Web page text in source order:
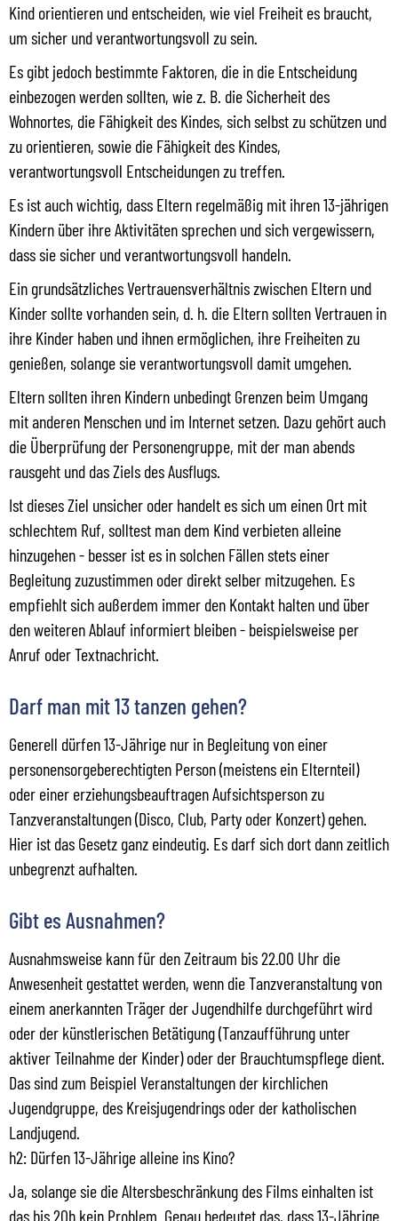
Kind orientieren und entscheiden, wie viel Freiheit es braucht,
um sicher und verantwortungsvoll zu sein.
Es gibt jedoch bestimmte Faktoren, die in die Entscheidung
einbezogen werden sollten, wie z. B. die Sicherheit des
Wohnortes, die Fähigkeit des Kindes, sich selbst zu schützen und
zu orientieren, sowie die Fähigkeit des Kindes,
verantwortungsvoll Entscheidungen zu treffen.
Es ist auch wichtig, dass Eltern regelmäßig mit ihren 13-jährigen
Kindern über ihre Aktivitäten sprechen und sich vergewissern,
dass sie sicher und verantwortungsvoll handeln.
Ein grundsätzliches Vertrauensverhältnis zwischen Eltern und
Kinder sollte vorhanden sein, d. h. die Eltern sollten Vertrauen in
ihre Kinder haben und ihnen ermöglichen, ihre Freiheiten zu
genießen, solange sie verantwortungsvoll damit umgehen.
Eltern sollten ihren Kindern unbedingt Grenzen beim Umgang
mit anderen Menschen und im Internet setzen. Dazu gehört auch
die Überprüfung der Personengruppe, mit der man abends
rausgeht und das Ziels des Ausflugs.
Ist dieses Ziel unsicher oder handelt es sich um einen Ort mit
schlechtem Ruf, solltest man dem Kind verbieten alleine
hinzugehen - besser ist es in solchen Fällen stets einer
Begleitung zuzustimmen oder direkt selber mitzugehen. Es
empfiehlt sich außerdem immer den Kontakt halten und über
den weiteren Ablauf informiert bleiben - beispielsweise per
Anruf oder Textnachricht.
Darf man mit 13 tanzen gehen?
Generell dürfen 13-Jährige nur in Begleitung von einer
personensorgeberechtigten Person (meistens ein Elternteil)
oder einer erziehungsbeauftragen Aufsichtsperson zu
Tanzveranstaltungen (Disco, Club, Party oder Konzert) gehen.
Hier ist das Gesetz ganz eindeutig. Es darf sich dort dann zeitlich
unbegrenzt aufhalten.
Gibt es Ausnahmen?
Ausnahmsweise kann für den Zeitraum bis 22.00 Uhr die
Anwesenheit gestattet werden, wenn die Tanzveranstaltung von
einem anerkannten Träger der Jugendhilfe durchgeführt wird
oder der künstlerischen Betätigung (Tanzaufführung unter
aktiver Teilnahme der Kinder) oder der Brauchtumspflege dient.
Das sind zum Beispiel Veranstaltungen der kirchlichen
Jugendgruppe, des Kreisjugendrings oder der katholischen
Landjugend.
h2: Dürfen 13-Jährige alleine ins Kino?
Ja, solange sie die Altersbeschränkung des Films einhalten ist
das bis 20h kein Problem. Genau bedeutet das, dass 13-Jährige